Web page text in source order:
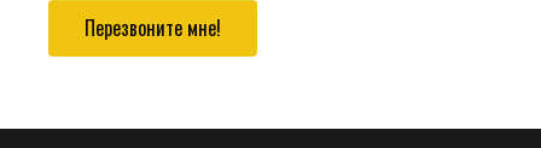
Перезвоните мне!